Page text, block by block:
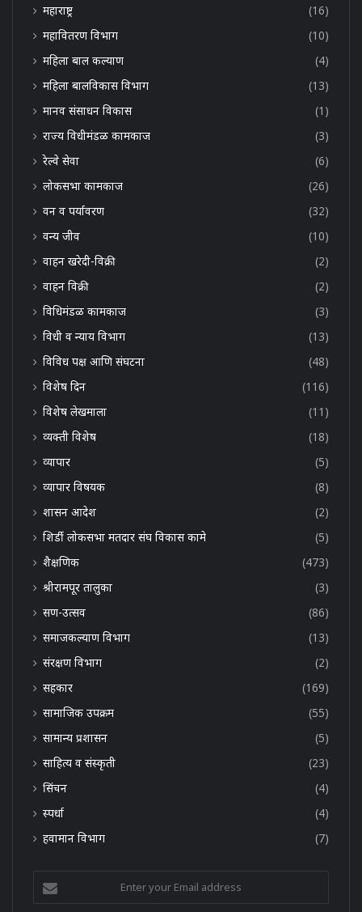
महाराष्ट्र
(16)
महावितरण विभाग
(10)
महिला बाल कल्याण
(4)
महिला बालविकास विभाग
(13)
मानव संसाधन विकास
(1)
राज्य विधीमंडळ कामकाज
(3)
रेल्वे सेवा
(6)
लोकसभा कामकाज
(26)
वन व पर्यावरण
(32)
वन्य जीव
(10)
वाहन खरेदी-विक्री
(2)
वाहन विक्री
(2)
विधिमंडळ कामकाज
(3)
विधी व न्याय विभाग
(13)
विविध पक्ष आणि संघटना
(48)
विशेष दिन
(116)
विशेष लेखमाला
(11)
व्यक्ती विशेष
(18)
व्यापार
(5)
व्यापार विषयक
(8)
शासन आदेश
(2)
शिर्डी लोकसभा मतदार संघ विकास कामे
(5)
शैक्षणिक
(473)
श्रीरामपूर तालुका
(3)
सण-उत्सव
(86)
समाजकल्याण विभाग
(13)
संरक्षण विभाग
(2)
सहकार
(169)
सामाजिक उपक्रम
(55)
सामान्य प्रशासन
(5)
साहित्य व संस्कृती
(23)
सिंचन
(4)
स्पर्धा
(4)
हवामान विभाग
(7)
your